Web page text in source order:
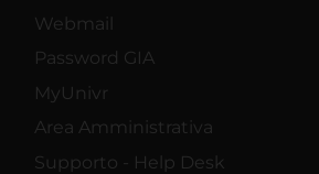
Webmail
Password GIA
MyUnivr
Area Amministrativa
Supporto - Help Desk